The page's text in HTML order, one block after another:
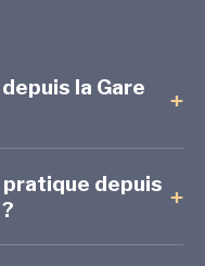
la Gare
+
depuis +